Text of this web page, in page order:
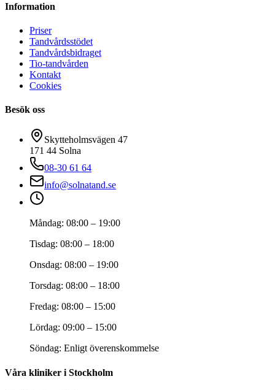
Information
Priser
Tandvårdsstödet
Tandvårdsbidraget
Tio-tandvården
Kontakt
Cookies
Besök oss
Skytteholmsvägen 47
171 44 Solna
08-30 61 64
info@solnatand.se
Måndag: 08:00 – 19:00
Tisdag: 08:00 – 18:00
Onsdag: 08:00 – 19:00
Torsdag: 08:00 – 18:00
Fredag: 08:00 – 15:00
Lördag: 09:00 – 15:00
Söndag: Enligt överenskommelse
Våra kliniker i Stockholm